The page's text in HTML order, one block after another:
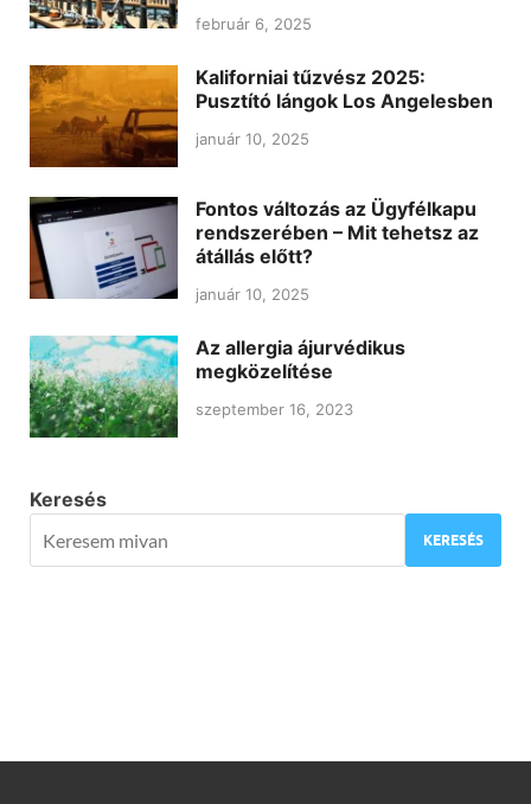
február 6, 2025
Kaliforniai tűzvész 2025:
Pusztító lángok Los Angelesben
január 10, 2025
Fontos változás az Ügyfélkapu
rendszerében – Mit tehetsz az
átállás előtt?
január 10, 2025
Az allergia ájurvédikus
megközelítése
szeptember 16, 2023
Keresés
KERESÉS